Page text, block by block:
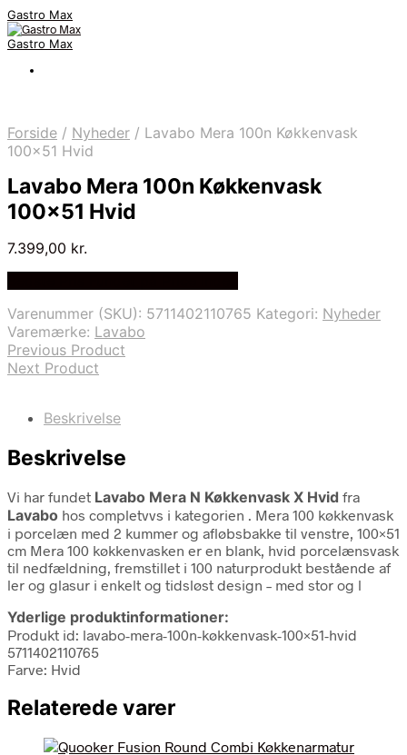
Gastro Max
Gastro Max
Forside / Nyheder / Lavabo Mera 100n Køkkenvask
100×51 Hvid
Lavabo Mera 100n Køkkenvask
100×51 Hvid
7.399,00 kr.
Varenummer (SKU): 5711402110765 Kategori: Nyheder
Varemærke: Lavabo
Previous Product
Next Product
Beskrivelse
Beskrivelse
Vi har fundet Lavabo Mera N Køkkenvask X Hvid fra
Lavabo hos completvvs i kategorien . Mera 100 køkkenvask
i porcelæn med 2 kummer og afløbsbakke til venstre, 100×51
cm Mera 100 køkkenvasken er en blank, hvid porcelænsvask
til nedfældning, fremstillet i 100 naturprodukt bestående af
ler og glasur i enkelt og tidsløst design – med stor og l
Yderlige produktinformationer:
Produkt id: lavabo-mera-100n-køkkenvask-100×51-hvid
5711402110765
Farve: Hvid
Relaterede varer